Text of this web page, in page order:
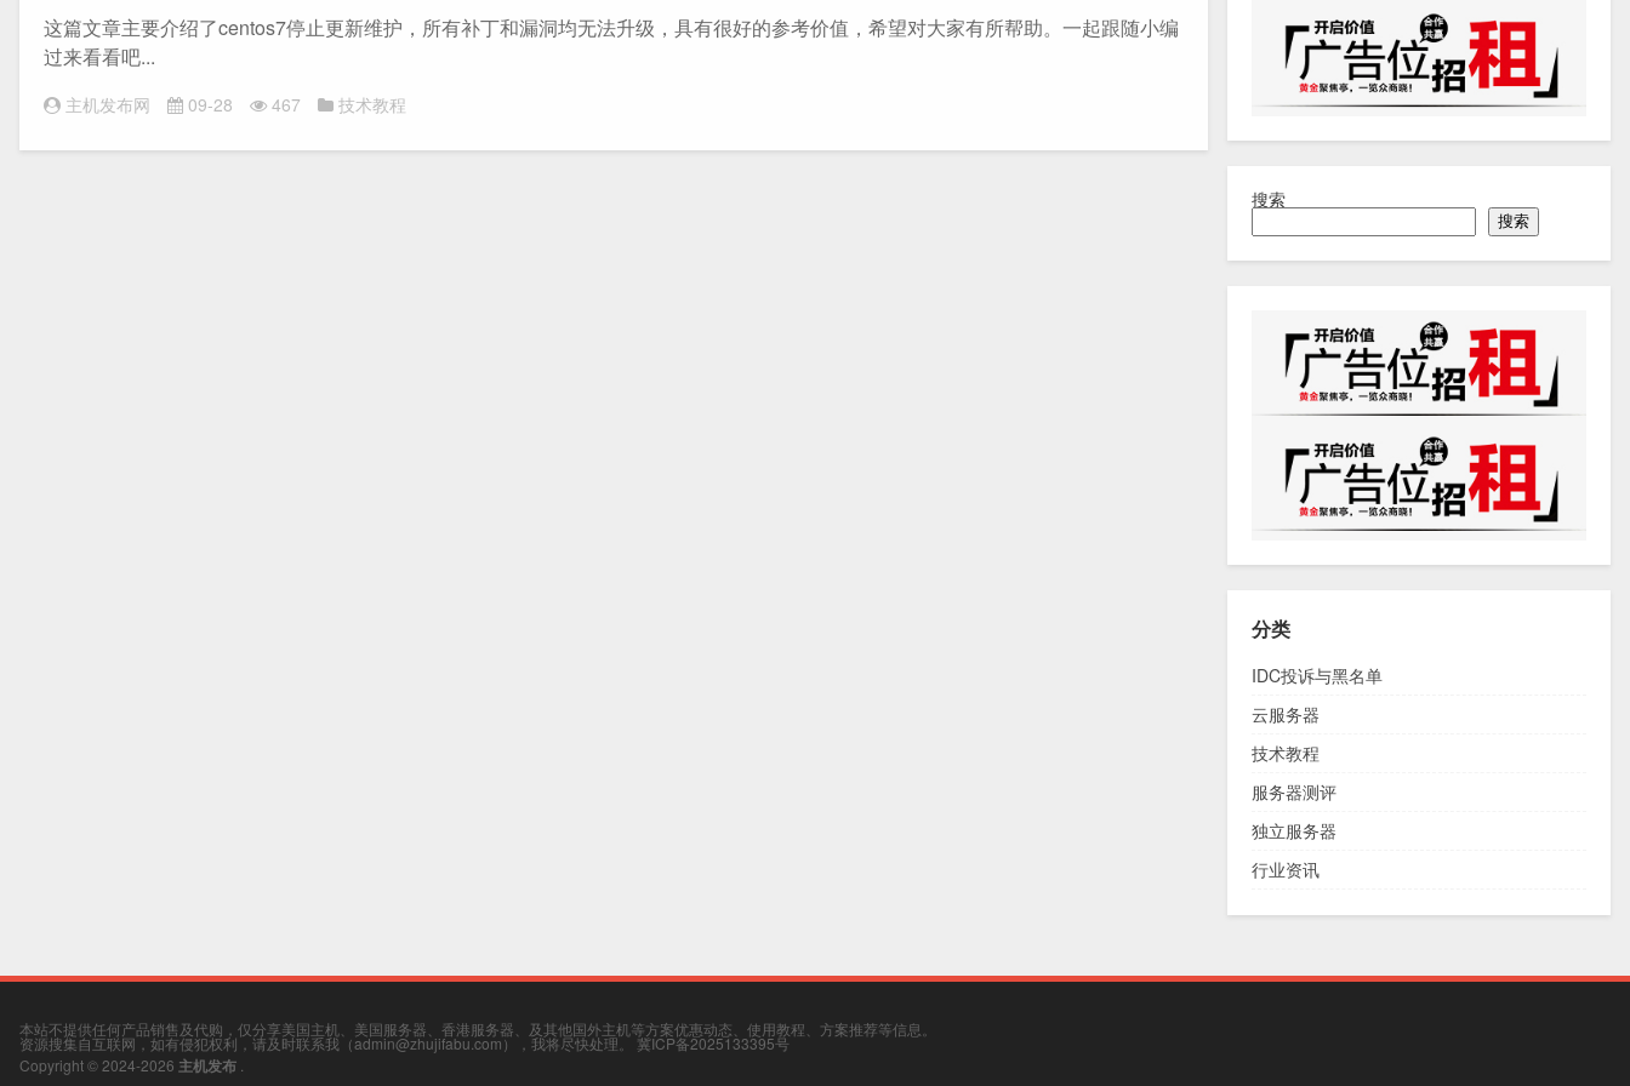
这篇文章主要介绍了centos7停止更新维护，所有补丁和漏洞均无法升级，具有很好的参考价值，希望对大家有所帮助。一起跟随小编
过来看看吧...
主机发布网 09-28 467 技术教程
搜索
搜索
分类
IDC投诉与黑名单
云服务器
技术教程
服务器测评
独立服务器
行业资讯
本站不提供任何产品销售及代购，仅分享美国主机、美国服务器、香港服务器、及其他国外主机等方案优惠动态、使用教程、方案推荐等信息。
资源搜集自互联网，如有侵犯权利，请及时联系我（admin@zhujifabu.com），我将尽快处理。 冀ICP备2025133395号
Copyright © 2024-2026 主机发布